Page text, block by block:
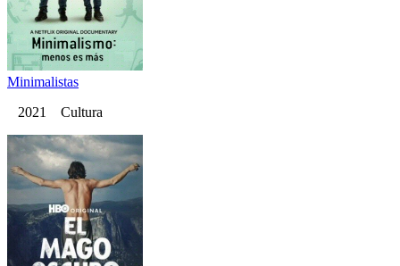
Minimalistas
2021 Cultura